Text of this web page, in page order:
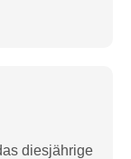
diesjährige